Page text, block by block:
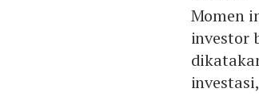
Momen
investor